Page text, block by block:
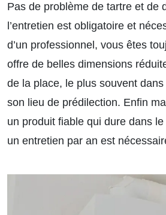
Pas de problème de tartre et de
l’entretien est obligatoire et
d’un professionnel, vous êtes
offre de belles dimensions
de la place, le plus souvent
son lieu de prédilection. Enfin
un produit fiable qui dure dans
un entretien par an est